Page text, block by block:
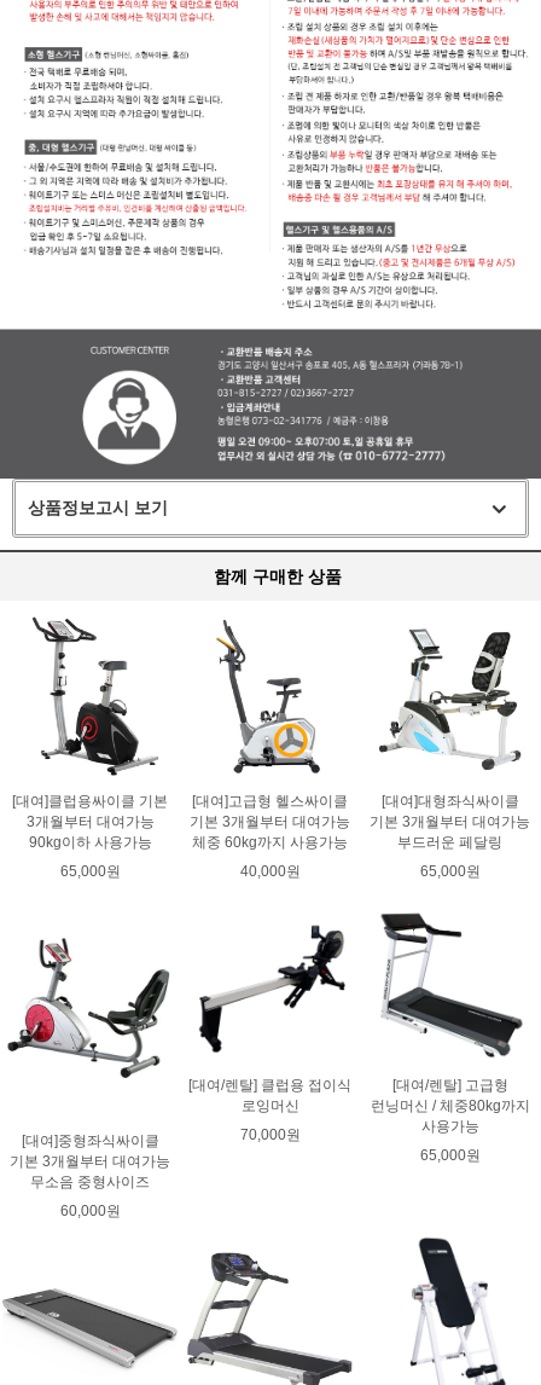
상품정보고시 보기
함께 구매한 상품
[대여]클럽용싸이클 기본
3개월부터 대여가능
90kg이하 사용가능
65,000원
[대여]고급형 헬스싸이클
기본 3개월부터 대여가능
체중 60kg까지 사용가능
40,000원
[대여]대형좌식싸이클
기본 3개월부터 대여가능
부드러운 페달링
65,000원
[대여]중형좌식싸이클
기본 3개월부터 대여가능
무소음 중형사이즈
60,000원
[대여/렌탈] 클럽용 접이식
로잉머신
70,000원
[대여/렌탈] 고급형
런닝머신 / 체중80kg까지
사용가능
65,000원